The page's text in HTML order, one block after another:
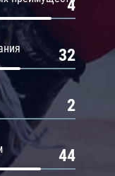
4
32
2
44